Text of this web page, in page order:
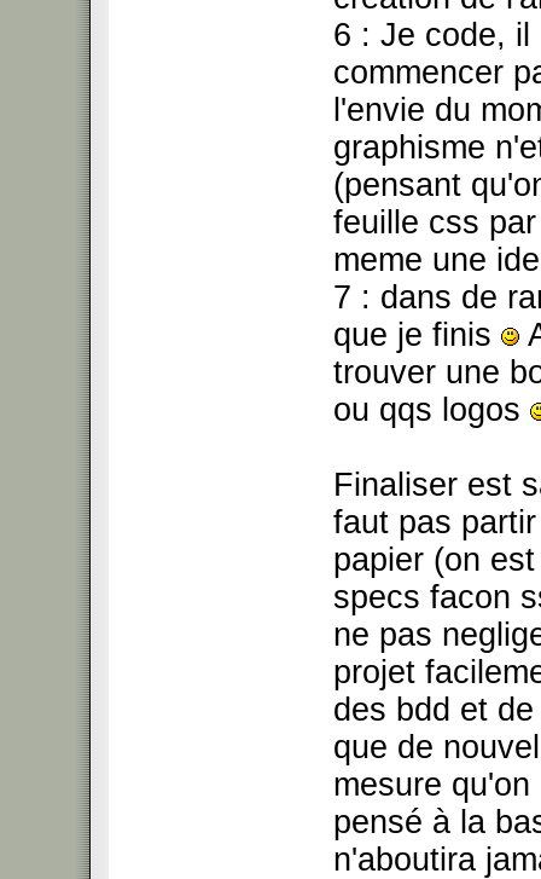
6 : Je code, il
commencer
l'envie du
graphisme
(pensant
feuille css
meme une
7 : dans de
que je finis
trouver une
ou qqs logos
Finaliser est
faut pas
papier (on
specs facon
ne pas
projet
des bdd et
que de
mesure
pensé à la
n'aboutira